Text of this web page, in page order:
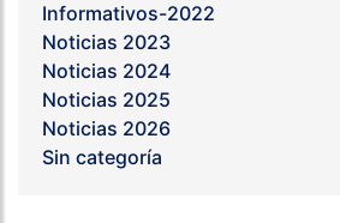
Informativos-2022
Noticias 2023
Noticias 2024
Noticias 2025
Noticias 2026
Sin categoría